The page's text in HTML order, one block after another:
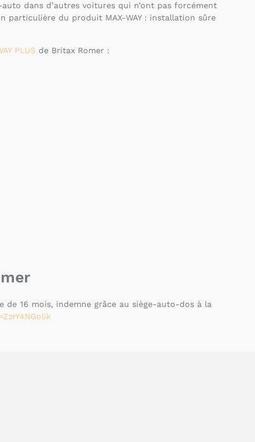
dans d’autres voitures qui n’ont pas forcément
particulière du produit MAX-WAY : installation sûre
PLUS de Britax Romer :
16 mois, indemne grâce au siège-auto-dos à la